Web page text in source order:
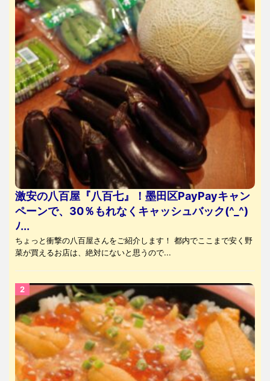
激安の八百屋『八百七』！墨田区PayPayキャン
ペーンで、30％もれなくキャッシュバック(^_^)
ﾉ...
ちょっと衝撃の八百屋さんをご紹介します！ 都内でここまで安く野
菜が買えるお店は、絶対にないと思うので...